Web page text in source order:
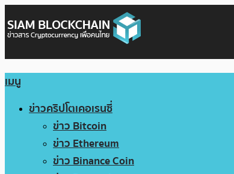
เมนู
ข่าวคริปโตเคอเรนซี่
ข่าว Bitcoin
ข่าว Ethereum
ข่าว Binance Coin